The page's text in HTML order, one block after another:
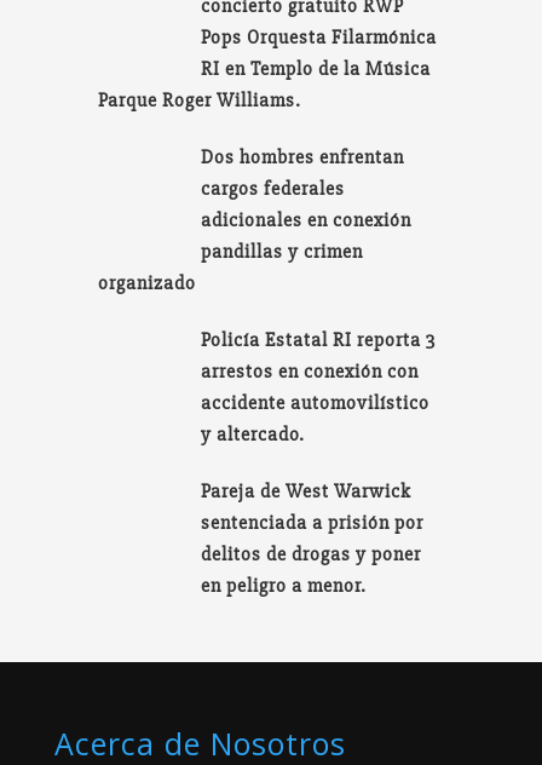
concierto gratuito RWP
Pops Orquesta Filarmónica
RI en Templo de la Música
Parque Roger Williams.
Dos hombres enfrentan
cargos federales
adicionales en conexión
pandillas y crimen
organizado
Policía Estatal RI reporta 3
arrestos en conexión con
accidente automovilístico
y altercado.
Pareja de West Warwick
sentenciada a prisión por
delitos de drogas y poner
en peligro a menor.
Acerca de Nosotros